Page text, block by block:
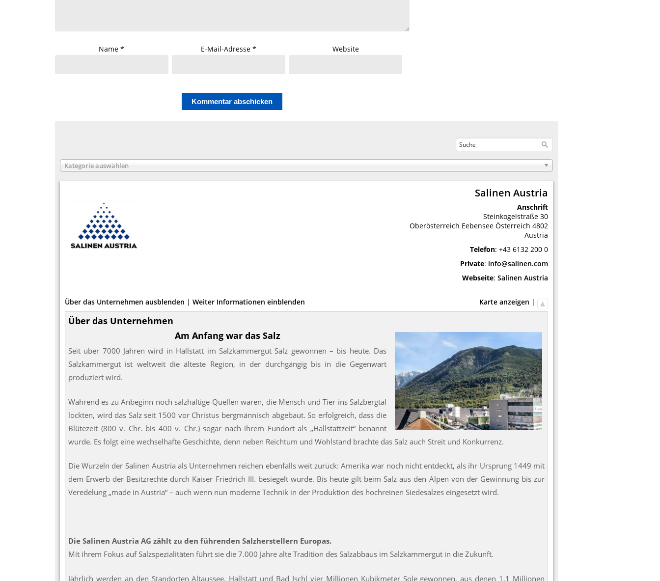
Name* E-Mail-Adresse* Website
Kategorie auswählen
Salinen Austria
Anschrift
Steinkogelstraße 30
Oberösterreich Eebensee Österreich 4802
Austria
Telefon: +43 6132 200 0
Private: info@salinen.com
Webseite: Salinen Austria
Über das Unternehmen ausblenden | Weiter Informationen einblenden Karte anzeigen |
Über das Unternehmen
Am Anfang war das Salz
Seit über 7000 Jahren wird in Hallstatt im Salzkammergut Salz gewonnen – bis heute. Das
Salzkammergut ist weltweit die älteste Region, in der durchgängig bis in die Gegenwart
produziert wird.
Während es zu Anbeginn noch salzhaltige Quellen waren, die Mensch und Tier ins Salzbergtal
lockten, wird das Salz seit 1500 vor Christus bergmännisch abgebaut. So erfolgreich, dass die
Blütezeit (800 v. Chr. bis 400 v. Chr.) sogar nach ihrem Fundort als „Hallstattzeit“ benannt
wurde. Es folgt eine wechselhafte Geschichte, denn neben Reichtum und Wohlstand brachte das Salz auch Streit und Konkurrenz.
Die Wurzeln der Salinen Austria als Unternehmen reichen ebenfalls weit zurück: Amerika war noch nicht entdeckt, als ihr Ursprung 1449 mit
dem Erwerb der Besitzrechte durch Kaiser Friedrich III. besiegelt wurde. Bis heute gilt beim Salz aus den Alpen von der Gewinnung bis zur
Veredelung „made in Austria“ – auch wenn nun moderne Technik in der Produktion des hochreinen Siedesalzes eingesetzt wird.
Die Salinen Austria AG zählt zu den führenden Salzherstellern Europas.
Mit ihrem Fokus auf Salzspezialitäten führt sie die 7.000 Jahre alte Tradition des Salzabbaus im Salzkammergut in die Zukunft.
Jährlich werden an den Standorten Altaussee, Hallstatt und Bad Ischl vier Millionen Kubikmeter Sole gewonnen, aus denen 1,1 Millionen